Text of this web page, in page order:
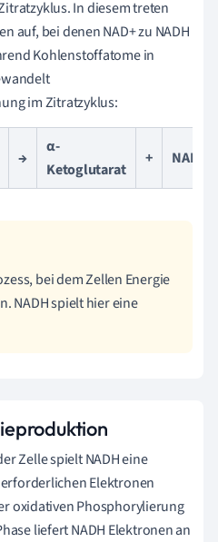
In diesem treten
auf, bei denen NAD+ zu NADH
Kohlenstoffatome in
im Zitratzyklus:
→
α-
Ketoglutarat
+ NADH
bei dem Zellen Energie
NADH spielt hier eine
Zelle spielt NADH eine
Elektronen
oxidativen Phosphorylierung
liefert NADH Elektronen an